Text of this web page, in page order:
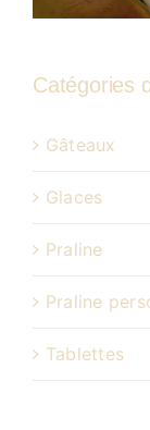
Catégories
Gâteaux
Glaces
Praline
Praline
Tablettes